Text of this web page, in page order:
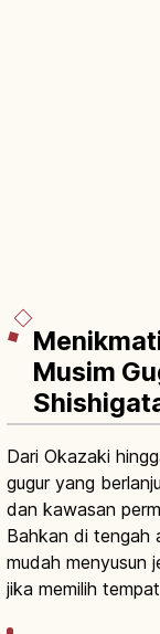
Musim
Dari Okazaki
gugur yang
dan kawasan
Bahkan di tengah
mudah menyusun
jika memilih